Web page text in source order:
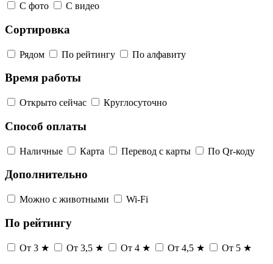
С фото С видео
Сортировка
Рядом По рейтингу По алфавиту
Время работы
Открыто сейчас Круглосуточно
Способ оплаты
Наличные Карта Перевод с карты По Qr-коду
Дополнительно
Можно с животными Wi-Fi
По рейтингу
От 3 ★ От 3,5 ★ От 4 ★ От 4,5 ★ От 5 ★